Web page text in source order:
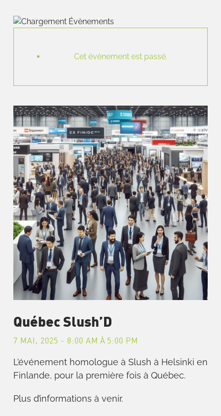
Cet évènement est passé.
Québec Slush’D
7 MAI, 2025 - 8:00 AM À 5:00 PM
L’événement homologue à Slush à Helsinki en
Finlande, pour la première fois à Québec.
Plus d’informations à venir.